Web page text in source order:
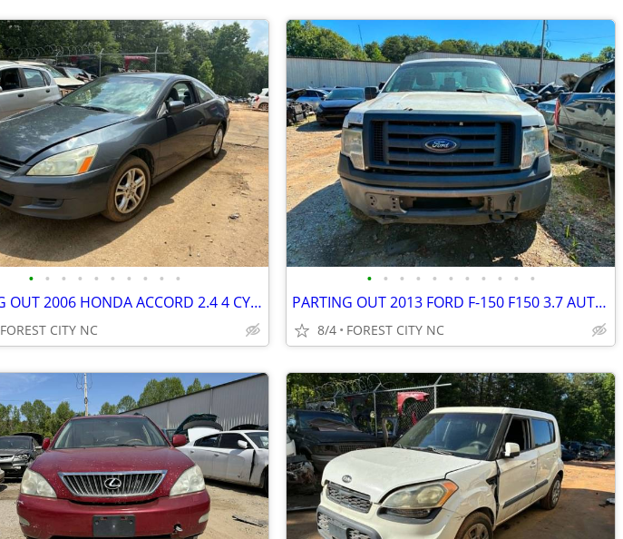
• • • • • • • • • •
PARTING OUT 2006 HONDA ACCORD 2.4 4 CYL AUTO COUPE GOOD ENGINE
FOREST CITY NC
• • • • • • • • • • •
PARTING OUT 2013 FORD F-150 F150 3.7 AUTO 4X4 GOOD TRANSMISSION CALL U
8/4 FOREST CITY NC